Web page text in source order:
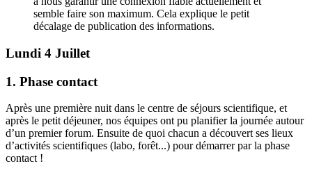
semble faire son maximum. Cela explique le petit
décalage de publication des informations.
Lundi 4 Juillet
1. Phase contact
Après une première nuit dans le centre de séjours scientifique, et
après le petit déjeuner, nos équipes ont pu planifier la journée autour
d’un premier forum. Ensuite de quoi chacun a découvert ses lieux
d’activités scientifiques (labo, forêt...) pour démarrer par la phase
contact !